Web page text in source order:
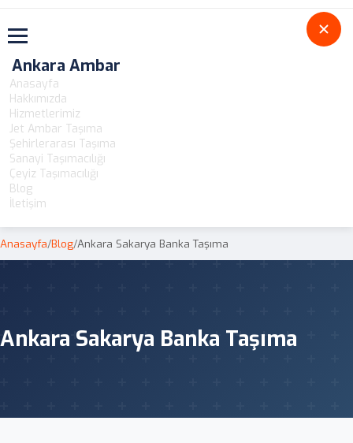
Toggle navigation
Ankara Ambar
Anasayfa
Hakkımızda
Hizmetlerimiz
Jet Ambar Taşıma
Şehirlerarası Taşıma
Sanayi Taşımacılığı
Çeyiz Taşımacılığı
Blog
İletişim
Anasayfa/Blog/Ankara Sakarya Banka Taşıma
Ankara Sakarya Banka Taşıma